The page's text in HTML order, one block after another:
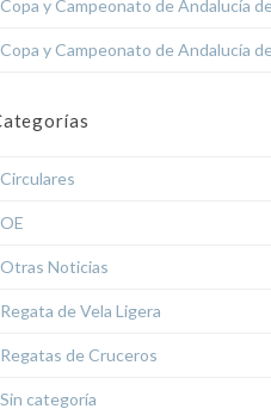
Copa y Campeonato de Andalucía
Copa y Campeonato de Andalucía
Circulares
OE
Otras Noticias
Regata de Vela Ligera
Regatas de Cruceros
Sin categoría